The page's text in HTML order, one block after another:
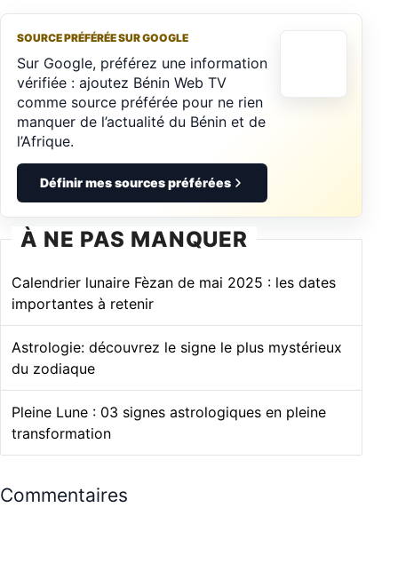
SOURCE PRÉFÉRÉE SUR GOOGLE
Sur Google, préférez une information
vérifiée : ajoutez Bénin Web TV
comme source préférée pour ne rien
manquer de l’actualité du Bénin et de
l’Afrique.
Définir mes sources préférées
À NE PAS MANQUER
Calendrier lunaire Fèzan de mai 2025 : les dates
importantes à retenir
Astrologie: découvrez le signe le plus mystérieux
du zodiaque
Pleine Lune : 03 signes astrologiques en pleine
transformation
Commentaires